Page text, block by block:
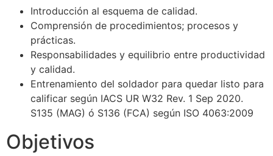
Introducción al esquema de calidad.
Comprensión de procedimientos; procesos y
prácticas.
Responsabilidades y equilibrio entre productividad
y calidad.
Entrenamiento del soldador para quedar listo para
calificar según IACS UR W32 Rev. 1 Sep 2020.
S135 (MAG) ó S136 (FCA) según ISO 4063:2009
Objetivos